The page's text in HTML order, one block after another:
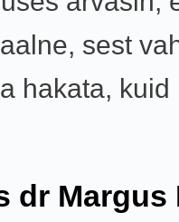
sest
hakata, kuid
dr Margus